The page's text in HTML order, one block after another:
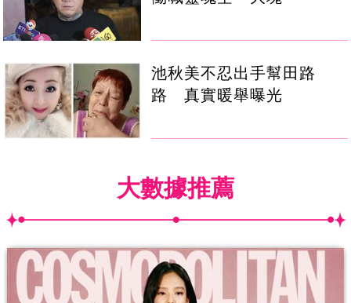
池秋美不忍出手幫田路
路 真實暖舉曝光
大數據推薦